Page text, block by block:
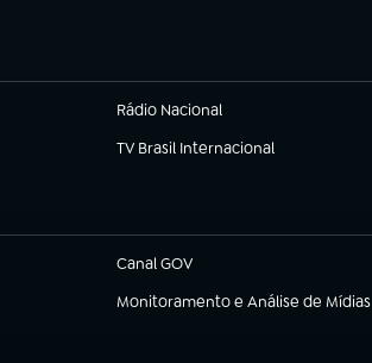
Rádio Nacional
TV Brasil Internacional
(abre em nova aba)
Canal GOV
(abre em nova aba)
Monitoramento e Análise de Mídias
(abre em nova aba)